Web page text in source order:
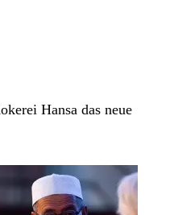
Hansa das neue